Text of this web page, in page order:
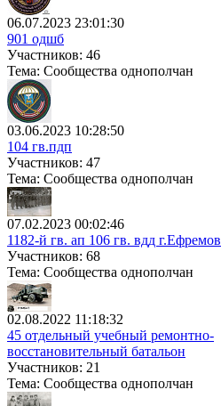
06.07.2023 23:01:30
901 одшб
Участников: 46
Тема: Сообщества однополчан
03.06.2023 10:28:50
104 гв.пдп
Участников: 47
Тема: Сообщества однополчан
07.02.2023 00:02:46
1182-й гв. ап 106 гв. вдд
Участников: 68
Тема: Сообщества однополчан
02.08.2022 11:18:32
45 отдельный учебный ремонтно-
восстановительный батальон
Участников: 21
Тема: Сообщества однополчан